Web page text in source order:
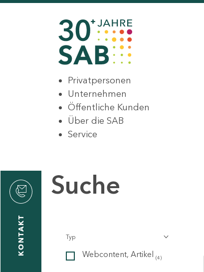
Privatpersonen
Unternehmen
Öffentliche Kunden
Über die SAB
Service
KONTAKT
Suche
Typ
Webcontent, Artikel (4)